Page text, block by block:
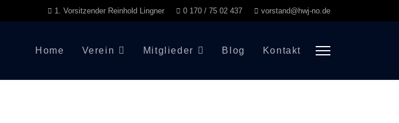
1. Vorsitzender Reinhold Lingner 0 170 / 75 02 437 vorstand@hwj-no.de
Home Verein Mitglieder Blog Kontakt